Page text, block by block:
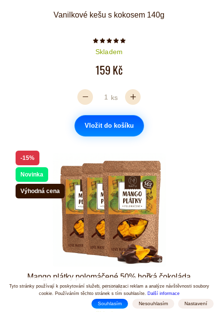
Vanilkové kešu s kokosem 140g
Počet hvězdiček je 5 z 5
Skladem
159 Kč
ks
Vložit do košíku
-15%
Novinka
Výhodná cena
Mango plátky polomáčené 50% hořká čokoláda
3x120g
Počet hvězdiček je 5 z 5
Tyto stránky používají k poskytování služeb, personalizaci reklam a analýze návštěvnosti soubory
cookie. Používáním těchto stránek s tím souhlasíte.
Další informace
Nastavení
Nesouhlasím
Souhlasím